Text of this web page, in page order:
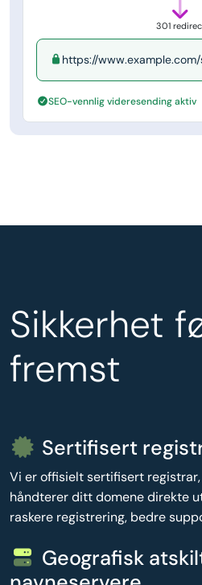
301
https://
SEO-vennlig videresending aktiv
Sikkerhet
fremst
Sertifisert
Vi er offisielt sertifisert
håndterer ditt domene direkte
raskere registrering, bedre
Geografisk